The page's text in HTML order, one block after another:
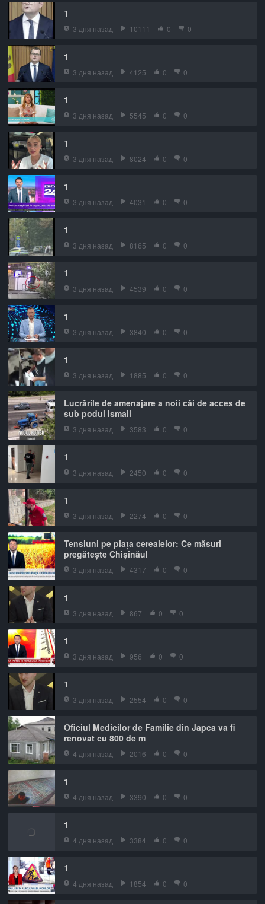
1
3 дня назад 10111 0 0
1
3 дня назад 4125 0 0
1
3 дня назад 5545 0 0
1
3 дня назад 8024 0 0
1
3 дня назад 4031 0 0
1
3 дня назад 8165 0 0
1
3 дня назад 4539 0 0
1
3 дня назад 3840 0 0
1
3 дня назад 1885 0 0
Lucrările de amenajare a noii căi de acces de
sub podul Ismail
3 дня назад 3583 0 0
1
3 дня назад 2450 0 0
1
3 дня назад 2274 0 0
Tensiuni pe piața cerealelor: Ce măsuri
pregătește Chișinăul
3 дня назад 4317 0 0
1
3 дня назад 867 0 0
1
3 дня назад 956 0 0
1
3 дня назад 2554 0 0
Oficiul Medicilor de Familie din Japca va fi
renovat cu 800 de m
4 дня назад 2016 0 0
1
4 дня назад 3390 0 0
1
4 дня назад 3384 0 0
1
4 дня назад 1854 0 0